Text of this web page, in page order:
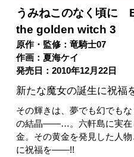
うみねこのなく頃に
the golden witch 3
原作・監修：竜騎士07
作画：夏海ケイ
発売日：2010年12月22日
新たな魔女の誕生に祝福
その輝きは、夢でも幻でも
の結晶――…。六軒島に実在
金。その黄金を発見した人
に祝福を――!!